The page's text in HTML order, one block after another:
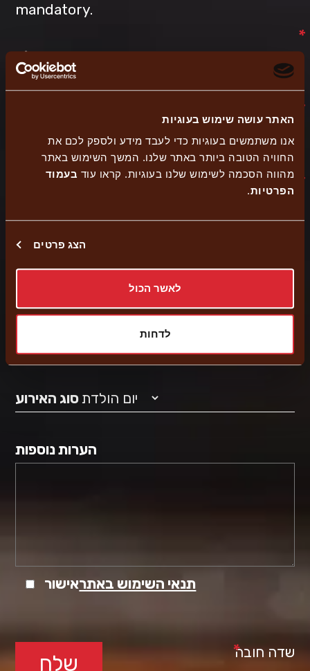
האתר עושה שימוש בעוגיות
אנו משתמשים בעוגיות כדי לעבד מידע ולספק לכם את
החוויה הטובה ביותר באתר שלנו. המשך השימוש באתר
מהווה הסכמה לשימוש שלנו בעוגיות. קראו עוד בעמוד
הפרטיות.
הצג פרטים
לאשר הכול
לדחות
mandatory.
*
שם מלא
*
*
תאריך האירוע
סוג האירוע
הערות נוספות
אישורתנאי השימוש באתר
*
שדה חובה